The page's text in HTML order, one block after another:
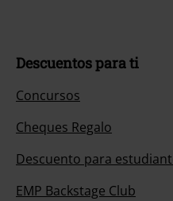
Descuentos para ti
Concursos
Cheques Regalo
Descuento para
EMP Backstage Club